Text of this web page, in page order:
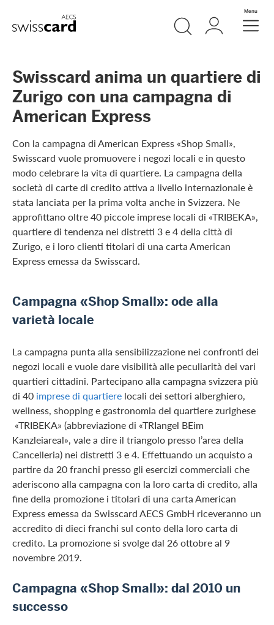
Header
Logo Meta Navigation
RicercaLogin Menu
Swisscard anima un quartiere di
Zurigo con una campagna di
American Express
Con la campagna di American Express «Shop Small»,
Swisscard vuole promuovere i negozi locali e in questo
modo celebrare la vita di quartiere. La campagna della
società di carte di credito attiva a livello internazionale è
stata lanciata per la prima volta anche in Svizzera. Ne
approfittano oltre 40 piccole imprese locali di «TRIBEKA»,
quartiere di tendenza nei distretti 3 e 4 della città di
Zurigo, e i loro clienti titolari di una carta American
Express emessa da Swisscard.
Campagna «Shop Small»: ode alla
varietà locale
La campagna punta alla sensibilizzazione nei confronti dei
negozi locali e vuole dare visibilità alle peculiarità dei vari
quartieri cittadini. Partecipano alla campagna svizzera più
di 40 imprese di quartiere locali dei settori alberghiero,
wellness, shopping e gastronomia del quartiere zurighese
«TRIBEKA» (abbreviazione di «TRIangel BEim
Kanzleiareal», vale a dire il triangolo presso l’area della
Cancelleria) nei distretti 3 e 4. Effettuando un acquisto a
partire da 20 franchi presso gli esercizi commerciali che
aderiscono alla campagna con la loro carta di credito, alla
fine della promozione i titolari di una carta American
Express emessa da Swisscard AECS GmbH riceveranno un
accredito di dieci franchi sul conto della loro carta di
credito. La promozione si svolge dal 26 ottobre al 9
novembre 2019.
Campagna «Shop Small»: dal 2010 un
successo